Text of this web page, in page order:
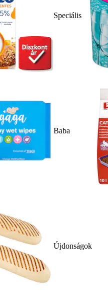
Speciális
Baba
Újdonságok